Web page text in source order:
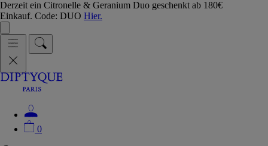
Derzeit ein Citronelle & Geranium Duo geschenkt ab 180€
Einkauf. Code: DUO Hier.
0